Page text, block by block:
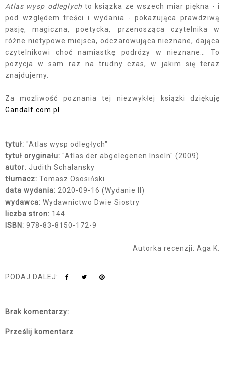
Atlas wysp odległych to książka ze wszech miar piękna - i
pod względem treści i wydania - pokazująca prawdziwą
pasję, magiczna, poetycka, przenosząca czytelnika w
różne nietypowe miejsca, odczarowująca nieznane, dająca
czytelnikowi choć namiastkę podróży w nieznane… To
pozycja w sam raz na trudny czas, w jakim się teraz
znajdujemy.
Za możliwość poznania tej niezwykłej książki dziękuję
Gandalf.com.pl
tytuł: "Atlas wysp odległych"
tytuł oryginału: "Atlas der abgelegenen Inseln" (2009)
autor: Judith Schalansky
tłumacz: Tomasz Ososiński
data wydania: 2020-09-16 (Wydanie II)
wydawca: Wydawnictwo Dwie Siostry
liczba stron: 144
ISBN: 978-83-8150-172-9
Autorka recenzji: Aga K.
PODAJ DALEJ:
Brak komentarzy:
Prześlij komentarz